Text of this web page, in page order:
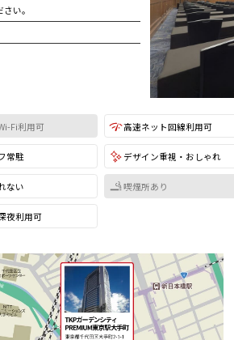
い。
Fi利用可 高速ネット回線利用可
常駐 デザイン重視・おしゃれ
ない 喫煙所あり
夜利用可